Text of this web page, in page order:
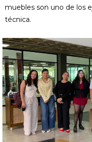
muebles son uno de los
técnica.